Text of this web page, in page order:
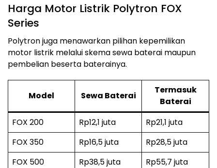
Harga Motor Listrik Polytron FOX
Series
Polytron juga menawarkan pilihan kepemilikan
motor listrik melalui skema sewa baterai maupun
pembelian beserta baterainya.
Model Sewa Baterai
Termasuk
Baterai
FOX 200
Rp12,1 juta
Rp21,1 juta
FOX 350
Rp16,5 juta
Rp28,5 juta
FOX 500
Rp38,5 juta Rp55,7 juta